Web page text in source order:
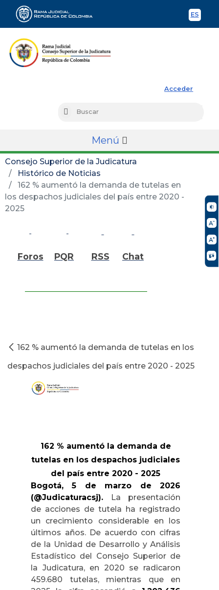
ES
Acceder
Buscar
Menú
Consejo Superior de la Judicatura
Histórico de Noticias
162 % aumentó la demanda de tutelas en
los despachos judiciales del país entre 2020 -
2025
Foros PQR RSS Chat
162 % aumentó la demanda de tutelas en los
despachos judiciales del país entre 2020 - 2025
162 % aumentó la demanda de
tutelas en los despachos judiciales
del país entre 2020 - 2025
Bogotá, 5 de marzo de 2026
(@Judicaturacsj).
La presentación
de acciones de tutela ha registrado
un crecimiento considerable en los
últimos años. De acuerdo con cifras
de la Unidad de Desarrollo y Análisis
Estadístico del Consejo Superior de
la Judicatura, en 2020 se radicaron
459.680 tutelas, mientras que en